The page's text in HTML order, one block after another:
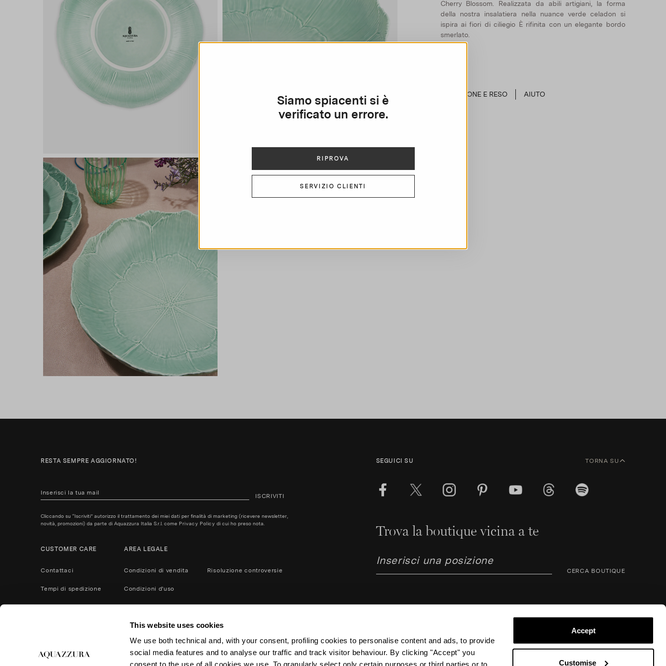
This website uses cookies
We use both technical and, with your consent, profiling cookies to personalise content and ads, to provide
social media features and to analyse our traffic and track visitor behaviour. By clicking "Accept" you
consent to the use of all cookies we use. To granularly select only certain purposes or third parties or to
Accept
Customise
Siamo spiacenti si è
verificato un errore.
RIPROVA
SERVIZIO CLIENTI
Cherry Blossom. Realizzata da abili artigiani, la forma
della nostra insalatiera nella nuance verde celadon si
ispira ai fiori di ciliegio È rifinita con un elegante bordo
smerlato.
SPEDIZIONE E RESO AIUTO
RESTA SEMPRE AGGIORNATO!
ISCRIVITI
Cliccando su “Iscriviti” autorizzo il trattamento dei miei dati per finalità di marketing (ricevere newsletter,
novità, promozioni) da parte di Aquazzura Italia S.r.l. come Privacy Policy di cui ho preso nota.
CUSTOMER CARE
Contattaci
Tempi di spedizione
AREA LEGALE
Condizioni di vendita
Condizioni d'uso
Cookies
Resi e rimborsi
Accessibilità
Risoluzione controversie
SEGUICI SU TORNA SU
Trova la boutique vicina a te
CERCA BOUTIQUE
Aquazzura Italia S.r.l. - Lungarno Corsini 8, 50123 Firenze (FI), Italia – P.IVA / C.F.